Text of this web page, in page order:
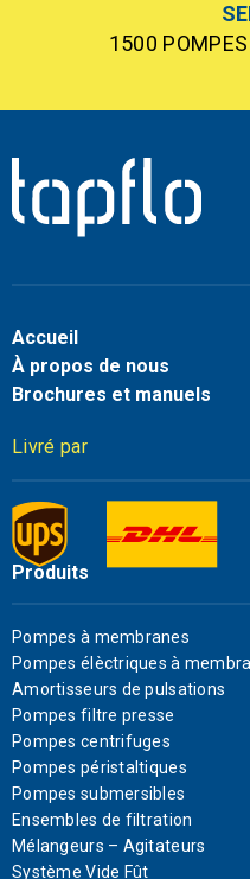
1500
Accueil
À propos de nous
Brochures et manuels
Livré par
Produits
Pompes à membranes
Pompes élèctriques à
Amortisseurs de pulsations
Pompes filtre presse
Pompes centrifuges
Pompes péristaltiques
Pompes submersibles
Ensembles de filtration
Mélangeurs – Agitateurs
Système Vide Fût